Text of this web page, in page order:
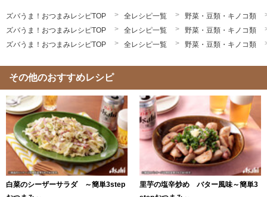
ズバうま！おつまみレシピTOP 全レシピ一覧
野菜・豆類・キノコ類
ズバうま！おつまみレシピTOP
全レシピ一覧
野菜・豆類・キノコ類
ズバうま！おつまみレシピTOP
全レシピ一覧 野菜・豆類・キノコ類
その他のおすすめレシピ
白菜のシーザーサラダ ～簡単3step
里芋の塩辛炒め バター風味～簡単3